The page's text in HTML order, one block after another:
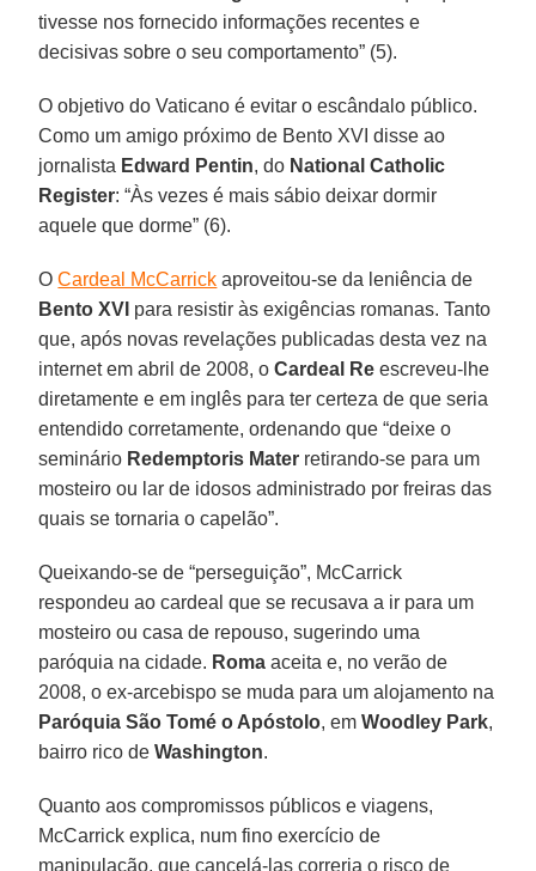
tivesse nos fornecido informações recentes e
decisivas sobre o seu comportamento” (5).
O objetivo do Vaticano é evitar o escândalo público.
Como um amigo próximo de Bento XVI disse ao
jornalista Edward Pentin, do National Catholic
Register: “Às vezes é mais sábio deixar dormir
aquele que dorme” (6).
OCardeal McCarrick aproveitou-se da leniência de
Bento XVI para resistir às exigências romanas. Tanto
que, após novas revelações publicadas desta vez na
internet em abril de 2008, oCardeal Re escreveu-lhe
diretamente e em inglês para ter certeza de que seria
entendido corretamente, ordenando que “deixe o
seminário Redemptoris Mater retirando-se para um
mosteiro ou lar de idosos administrado por freiras das
quais se tornaria o capelão”.
Queixando-se de “perseguição”, McCarrick
respondeu ao cardeal que se recusava a ir para um
mosteiro ou casa de repouso, sugerindo uma
paróquia na cidade. Roma aceita e, no verão de
2008, o ex-arcebispo se muda para um alojamento na
Paróquia São Tomé o Apóstolo, emWoodley Park,
bairro rico deWashington.
Quanto aos compromissos públicos e viagens,
McCarrick explica, num fino exercício de
manipulação, que cancelá-las correria o risco de